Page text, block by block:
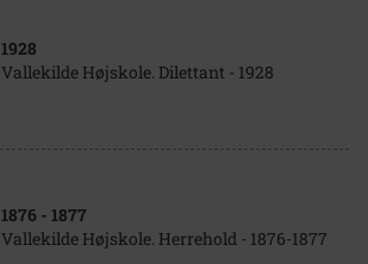
1928
Vallekilde Højskole. Dilettant - 1928
1876 - 1877
Vallekilde Højskole. Herrehold - 1876-1877